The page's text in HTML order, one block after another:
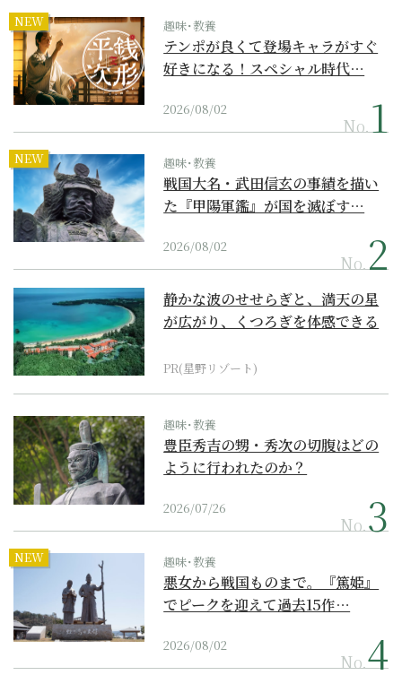
NEW 趣味･教養
テンポが良くて登場キャラがすぐ
好きになる！スペシャル時代…
2026/08/02
No.
NEW 趣味･教養
戦国大名・武田信玄の事績を描い
た『甲陽軍鑑』が国を滅ぼす…
2026/08/02
No.
静かな波のせせらぎと、満天の星
が広がり、くつろぎを体感できる
PR(星野リゾート)
趣味･教養
豊臣秀吉の甥・秀次の切腹はどの
ように行われたのか？
2026/07/26
No.
NEW 趣味･教養
悪女から戦国ものまで。『篤姫』
でピークを迎えて過去15作…
2026/08/02
No.